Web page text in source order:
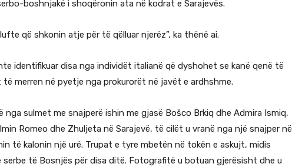
boshnjakë i shoqëronin ata në kodrat e Sarajevës.
që shkonin atje për të qëlluar njerëz”, ka thënë ai.
identifikuar disa nga individët italianë që dyshohet se kanë qenë të
merren në pyetje nga prokurorët në javët e ardhshme.
sulmet me snajperë ishin me gjasë Bošco Brkiq dhe Admira Ismiq,
Romeo dhe Zhuljeta në Sarajevë, të cilët u vranë nga një snajper në
të kalonin një urë. Trupat e tyre mbetën në tokën e askujt, midis
serbe të Bosnjës për disa ditë. Fotografitë u botuan gjerësisht dhe u